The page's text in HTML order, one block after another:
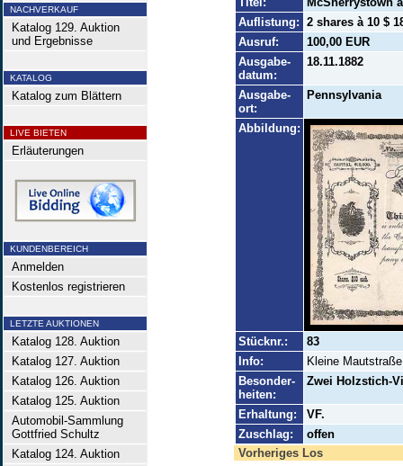
NACHVERKAUF
Katalog 129. Auktion
und Ergebnisse
KATALOG
Katalog zum Blättern
LIVE BIETEN
Erläuterungen
KUNDENBEREICH
Anmelden
Kostenlos registrieren
LETZTE AUKTIONEN
Katalog 128. Auktion
Katalog 127. Auktion
Katalog 126. Auktion
Katalog 125. Auktion
Automobil-Sammlung
Gottfried Schultz
Katalog 124. Auktion
Auflistung: 2 shares à 10 $
Ausruf:
100,00 EUR
Ausgabe-
datum:
18.11.1882
Ausgabe-
ort:
Pennsylvania
Abbildung:
Stücknr.:
83
Info:
Kleine
Besonder-
heiten:
Zwei Holzstich-
Erhaltung:
VF.
Zuschlag:
offen
Vorheriges Los